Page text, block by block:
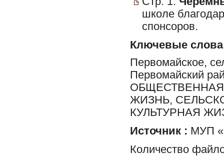
школе
спонсоров.
Ключевые слова
Первомайское,
Первомайский
ЖИЗНЬ,
КУЛЬТУРНАЯ
Источник : МУП
Количество